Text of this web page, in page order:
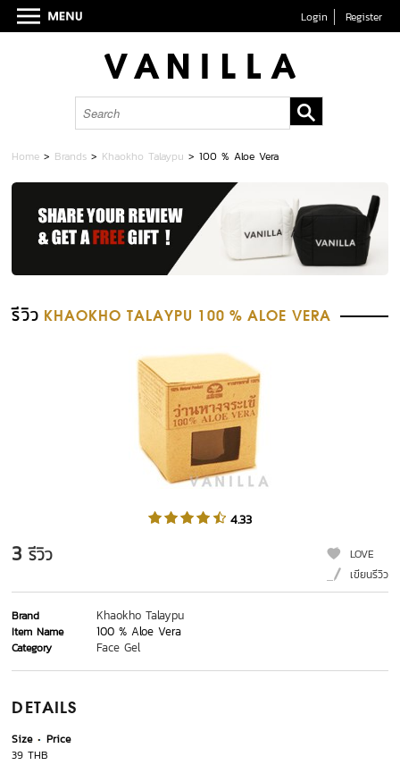
Login Register
Home > Brands > Khaokho Talaypu >100 % Aloe Vera
รีวิว KHAOKHO TALAYPU 100 % ALOE VERA
4.33
3 รีวิว
LOVE
เขียนรีวิว
Brand Khaokho Talaypu
Item Name 100 % Aloe Vera
Category Face Gel
DETAILS
Size
Price
39 THB